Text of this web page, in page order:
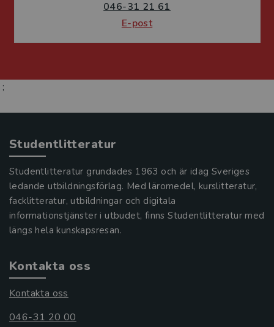
046-31 21 61
E-post
;
Studentlitteratur
Studentlitteratur grundades 1963 och är idag Sveriges
ledande utbildningsförlag. Med läromedel, kurslitteratur,
facklitteratur, utbildningar och digitala
informationstjänster i utbudet, finns Studentlitteratur med
längs hela kunskapsresan.
Kontakta oss
Kontakta oss
046-31 20 00